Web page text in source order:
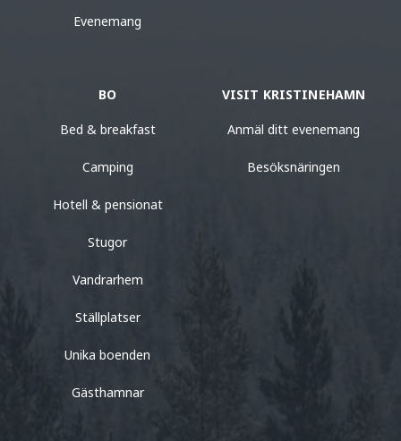
Evenemang
BO
Bed & breakfast
Camping
Hotell & pensionat
Stugor
Vandrarhem
Ställplatser
Unika boenden
Gästhamnar
VISIT KRISTINEHAMN
Anmäl ditt evenemang
Besöksnäringen